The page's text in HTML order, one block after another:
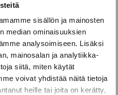
sisällön ja mainosten
median ominaisuuksien
analysoimiseen. Lisäksi
mainosalan ja analytiikka-
siitä, miten käytät
voivat yhdistää näitä tietoja
heille tai joita on kerätty,
aihealueista